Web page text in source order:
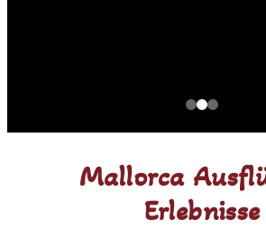
Mallorca
Erlebnisse